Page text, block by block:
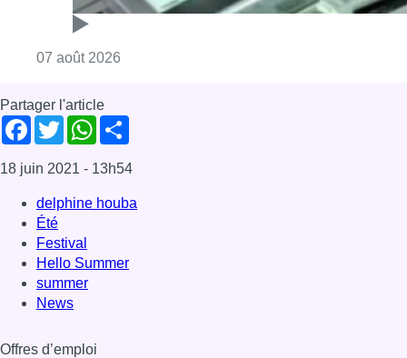
07 août 2026
Partager l'article
Facebook
TwitterWhatsApp
18 juin 2021 - 13h54
delphine houba
Été
Festival
Hello Summer
summer
News
Offres d’emploi